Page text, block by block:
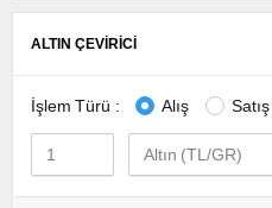
ALTIN ÇEVİRİCİ
İşlem Türü : Alış Satış